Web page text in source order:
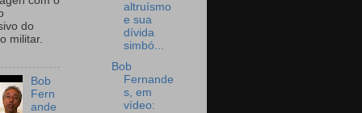
do
militar.
Bob
Fern
ande
altruísmo
e sua
dívida
simbó...
Bob
Fernande
s, em
vídeo: